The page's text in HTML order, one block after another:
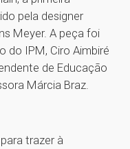
pela designer
Meyer. A peça foi
do IPM, Ciro Aimbiré
de Educação
Márcia Braz.
trazer à